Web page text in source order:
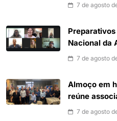
7 de agosto
Nacional da
7 de agosto
Almoço em
reúne
7 de agosto